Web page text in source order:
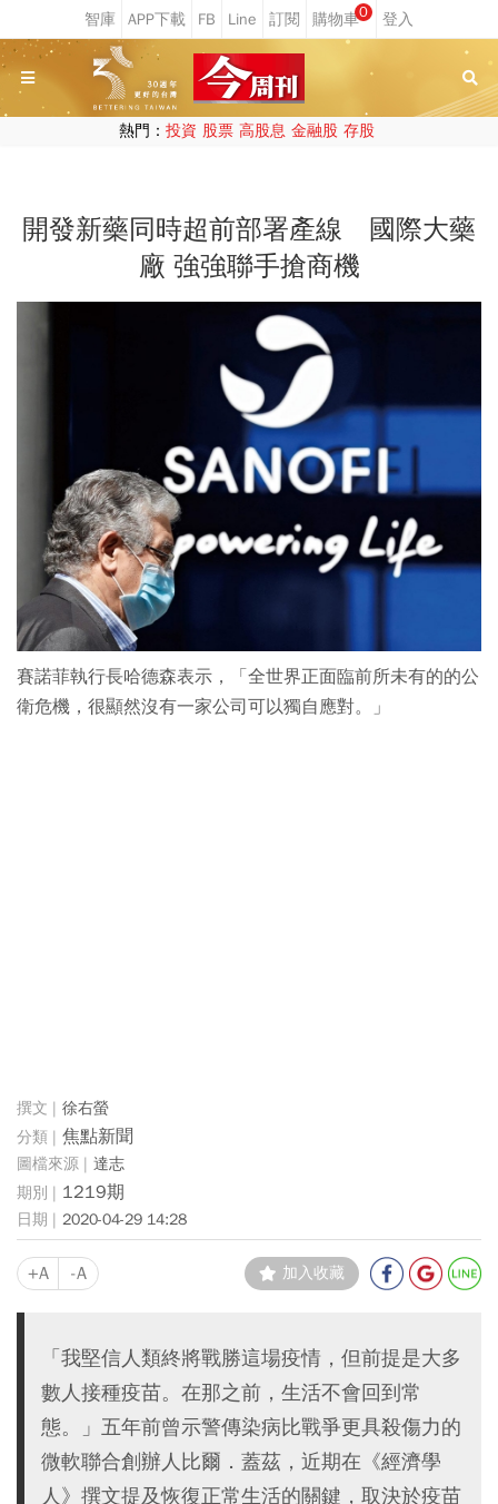
0
熱門： 投資 股票 高股息 金融股 存股
開發新藥同時超前部署產線 國際大藥
廠 強強聯手搶商機
賽諾菲執行長哈德森表示，「全世界正面臨前所未有的的公
衛危機，很顯然沒有一家公司可以獨自應對。」
徐右螢
焦點新聞
達志
1219期
2020-04-29 14:28
+A -A 加入收藏
「我堅信人類終將戰勝這場疫情，但前提是大多
數人接種疫苗。在那之前，生活不會回到常
態。」五年前曾示警傳染病比戰爭更具殺傷力的
微軟聯合創辦人比爾．蓋茲，近期在《經濟學
人》撰文提及恢復正常生活的關鍵，取決於疫苗